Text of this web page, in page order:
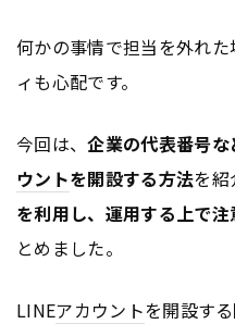
何かの事情で担当を外れ
ィも心配です。
今回は、企業の代表番号
ウントを開設する方法を紹
を利用し、運用する上で
とめました。
LINEアカウントを開設す